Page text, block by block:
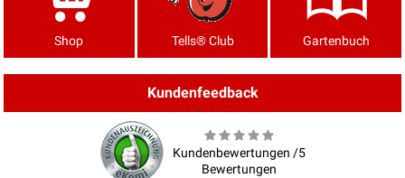
Shop Tells® Club Gartenbuch
Kundenfeedback
Kundenbewertungen /5
Bewertungen